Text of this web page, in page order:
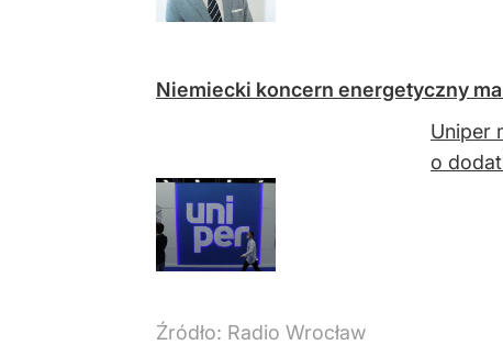
Niemiecki koncern energetyczny
Uniper
o
Źródło: Radio Wrocław